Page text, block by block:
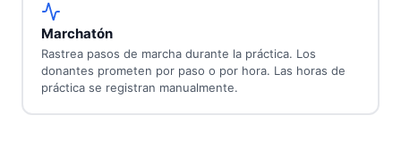
Marchatón
Rastrea pasos de marcha durante la práctica. Los
donantes prometen por paso o por hora. Las horas de
práctica se registran manualmente.